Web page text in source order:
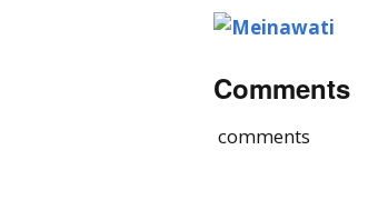
Comments
comments